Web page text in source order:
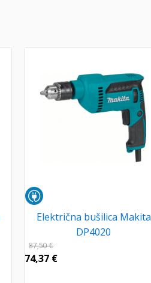
Električna bušilica Makita
DP4020
87,50€
74,37 €